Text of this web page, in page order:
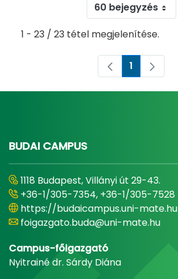
60 bejegyzés
1 - 23 / 23 tétel megjelenítése.
Oldal
1
BUDAI CAMPUS
1118 Budapest, Villányi út 29-43.
+36-1/305-7354, +36-1/305-7528
https://budaicampus.uni-mate.hu
foigazgato.buda@uni-mate.hu
Campus-főigazgató
Nyitrainé dr. Sárdy Diána